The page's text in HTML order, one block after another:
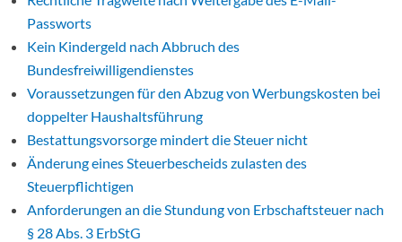
Passworts
Kein Kindergeld nach Abbruch des
Bundesfreiwilligendienstes
Voraussetzungen für den Abzug von Werbungskosten bei
doppelter Haushaltsführung
Bestattungsvorsorge mindert die Steuer nicht
Änderung eines Steuerbescheids zulasten des
Steuerpflichtigen
Anforderungen an die Stundung von Erbschaftsteuer nach
§ 28 Abs. 3 ErbStG